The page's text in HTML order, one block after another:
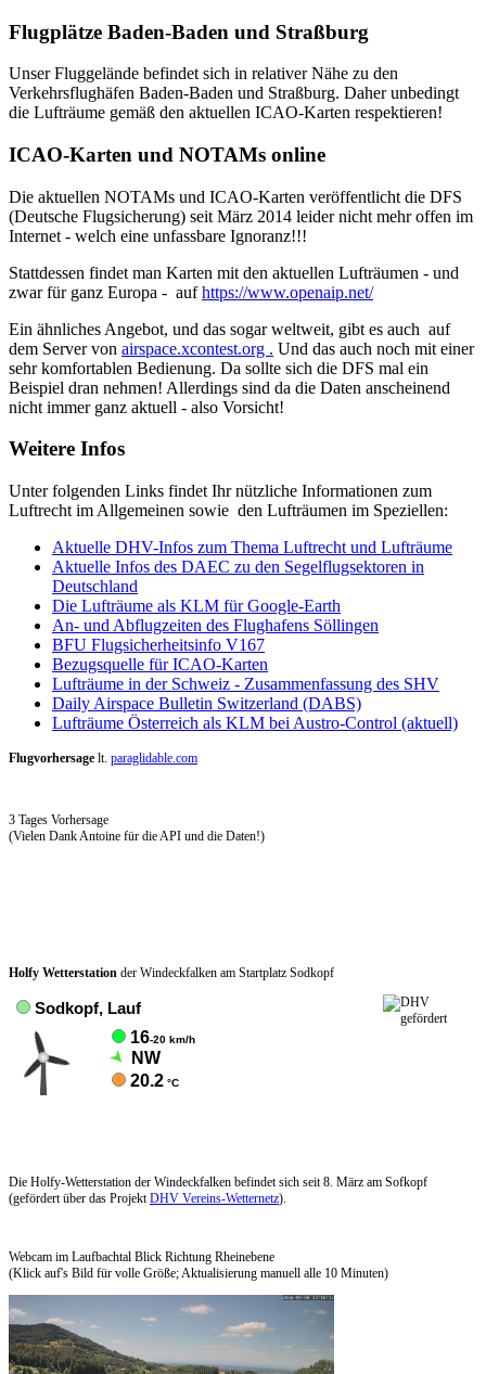
Flugplätze Baden-Baden und Straßburg
Unser Fluggelände befindet sich in relativer Nähe zu den
Verkehrsflughäfen Baden-Baden und Straßburg. Daher unbedingt
die Lufträume gemäß den aktuellen ICAO-Karten respektieren!
ICAO-Karten und NOTAMs online
Die aktuellen NOTAMs und ICAO-Karten veröffentlicht die DFS
(Deutsche Flugsicherung) seit März 2014 leider nicht mehr offen im
Internet - welch eine unfassbare Ignoranz!!!
Stattdessen findet man Karten mit den aktuellen Lufträumen - und
zwar für ganz Europa - aufhttps://www.openaip.net/
Ein ähnliches Angebot, und das sogar weltweit, gibt es auch auf
dem Server von airspace.xcontest.org . Und das auch noch mit einer
sehr komfortablen Bedienung. Da sollte sich die DFS mal ein
Beispiel dran nehmen! Allerdings sind da die Daten anscheinend
nicht immer ganz aktuell - also Vorsicht!
Weitere Infos
Unter folgenden Links findet Ihr nützliche Informationen zum
Luftrecht im Allgemeinen sowie den Lufträumen im Speziellen:
Aktuelle DHV-Infos zum Thema Luftrecht und Lufträume
Aktuelle Infos des DAEC zu den Segelflugsektoren in
Deutschland
Die Lufträume als KLM für Google-Earth
An- und Abflugzeiten des Flughafens Söllingen
BFU Flugsicherheitsinfo V167
Bezugsquelle für ICAO-Karten
Lufträume in der Schweiz - Zusammenfassung des SHV
Daily Airspace Bulletin Switzerland (DABS)
Lufträume Österreich als KLM bei Austro-Control (aktuell)
Flugvorhersage lt. paraglidable.com
3 Tages Vorhersage
(Vielen Dank Antoine für die API und die Daten!)
Holfy Wetterstation der Windeckfalken am Startplatz Sodkopf
Die Holfy-Wetterstation der Windeckfalken befindet sich seit 8. März am Sofkopf
(gefördert über das ProjektDHV Vereins-Wetternetz).
Webcam im Laufbachtal Blick Richtung Rheinebene
(Klick auf's Bild für volle Größe; Aktualisierung manuell alle 10 Minuten)